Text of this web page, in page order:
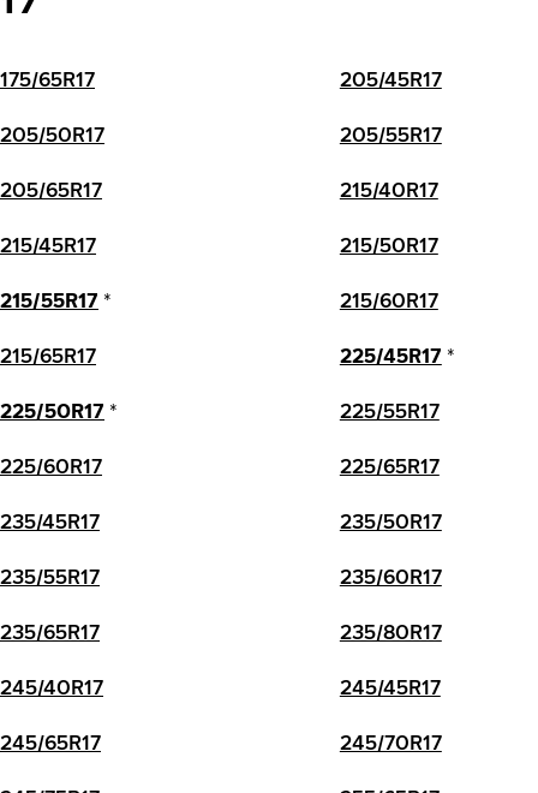
175/65R17 205/45R17
205/50R17 205/55R17
205/65R17 215/40R17
215/45R17 215/50R17
215/55R17 * 215/60R17
215/65R17 225/45R17 *
225/50R17 * 225/55R17
225/60R17 225/65R17
235/45R17 235/50R17
235/55R17 235/60R17
235/65R17 235/80R17
245/40R17 245/45R17
245/65R17 245/70R17